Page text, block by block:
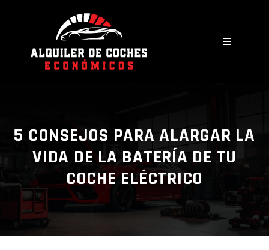
5 CONSEJOS PARA ALARGAR LA
VIDA DE LA BATERÍA DE TU
COCHE ELÉCTRICO